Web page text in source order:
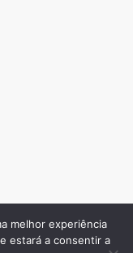
melhor experiência
estará a consentir a